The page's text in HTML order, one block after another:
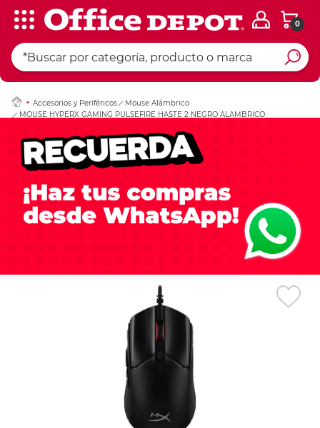
0
Accesorios y Periféricos
Mouse Alámbrico
MOUSE HYPERX GAMING PULSEFIRE HASTE 2 NEGRO ALAMBRICO
Ingresar Codigo